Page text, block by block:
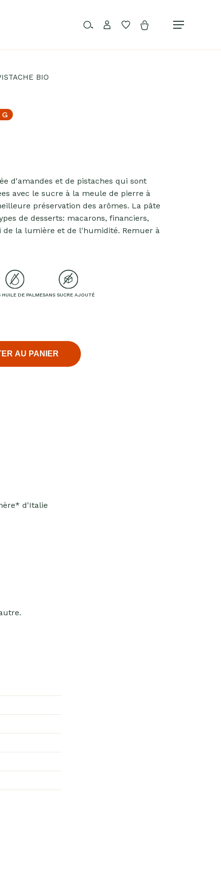
Menu
Rechercher…
compte
Favoris
BIO
d'amandes et de pistaches qui sont
avec le sucre à la meule de pierre à
préservation des arômes. La pâte
de desserts: macarons, financiers,
de la lumière et de l'humidité. Remuer à
HUILE DE PALMESANS SUCRE AJOUTÉ
AU PANIER
d'Italie